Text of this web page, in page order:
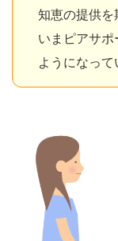
知恵の提供を
いまピアサ
ようになって